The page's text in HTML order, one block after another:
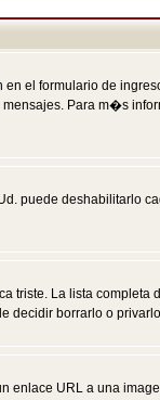
el formulario de
mensajes. Para m�s
puede deshabilitarlo
triste. La lista completa
decidir borrarlo o
enlace URL a una